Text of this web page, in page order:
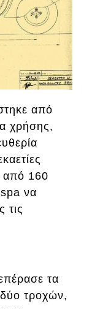
από
χρήσης,
από 160
να
τις
τα
τροχών,